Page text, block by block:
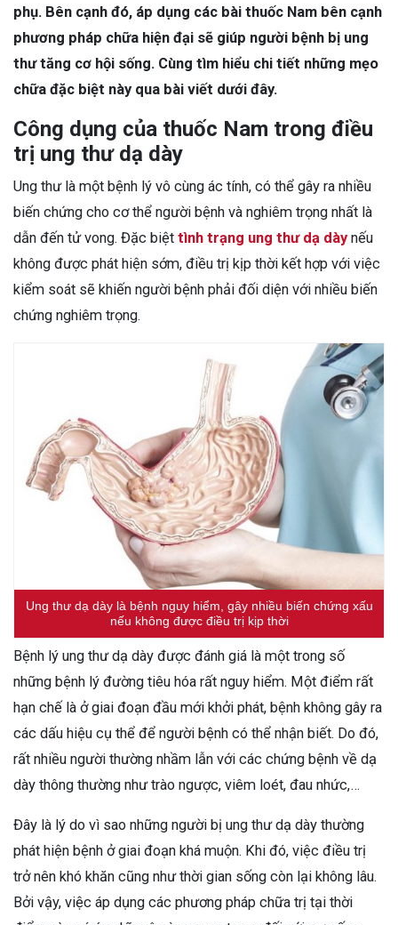
phụ. Bên cạnh đó, áp dụng các bài thuốc Nam bên cạnh
phương pháp chữa hiện đại sẽ giúp người bệnh bị ung
thư tăng cơ hội sống. Cùng tìm hiểu chi tiết những mẹo
chữa đặc biệt này qua bài viết dưới đây.
Công dụng của thuốc Nam trong điều
trị ung thư dạ dày
Ung thư là một bệnh lý vô cùng ác tính, có thể gây ra nhiều
biến chứng cho cơ thể người bệnh và nghiêm trọng nhất là
dẫn đến tử vong. Đặc biệt tình trạng ung thư dạ dày nếu
không được phát hiện sớm, điều trị kịp thời kết hợp với việc
kiểm soát sẽ khiến người bệnh phải đối diện với nhiều biến
chứng nghiêm trọng.
Ung thư dạ dày là bệnh nguy hiểm, gây nhiều biến chứng xấu
nếu không được điều trị kịp thời
Bệnh lý ung thư dạ dày được đánh giá là một trong số
những bệnh lý đường tiêu hóa rất nguy hiểm. Một điểm rất
hạn chế là ở giai đoạn đầu mới khởi phát, bệnh không gây ra
các dấu hiệu cụ thể để người bệnh có thể nhận biết. Do đó,
rất nhiều người thường nhầm lẫn với các chứng bệnh về dạ
dày thông thường như trào ngược, viêm loét, đau nhức,…
Đây là lý do vì sao những người bị ung thư dạ dày thường
phát hiện bệnh ở giai đoạn khá muộn. Khi đó, việc điều trị
trở nên khó khăn cũng như thời gian sống còn lại không lâu.
Bởi vậy, việc áp dụng các phương pháp chữa trị tại thời